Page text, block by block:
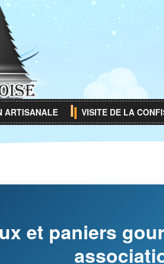
ARTISANALE VISITE DE LA
et paniers